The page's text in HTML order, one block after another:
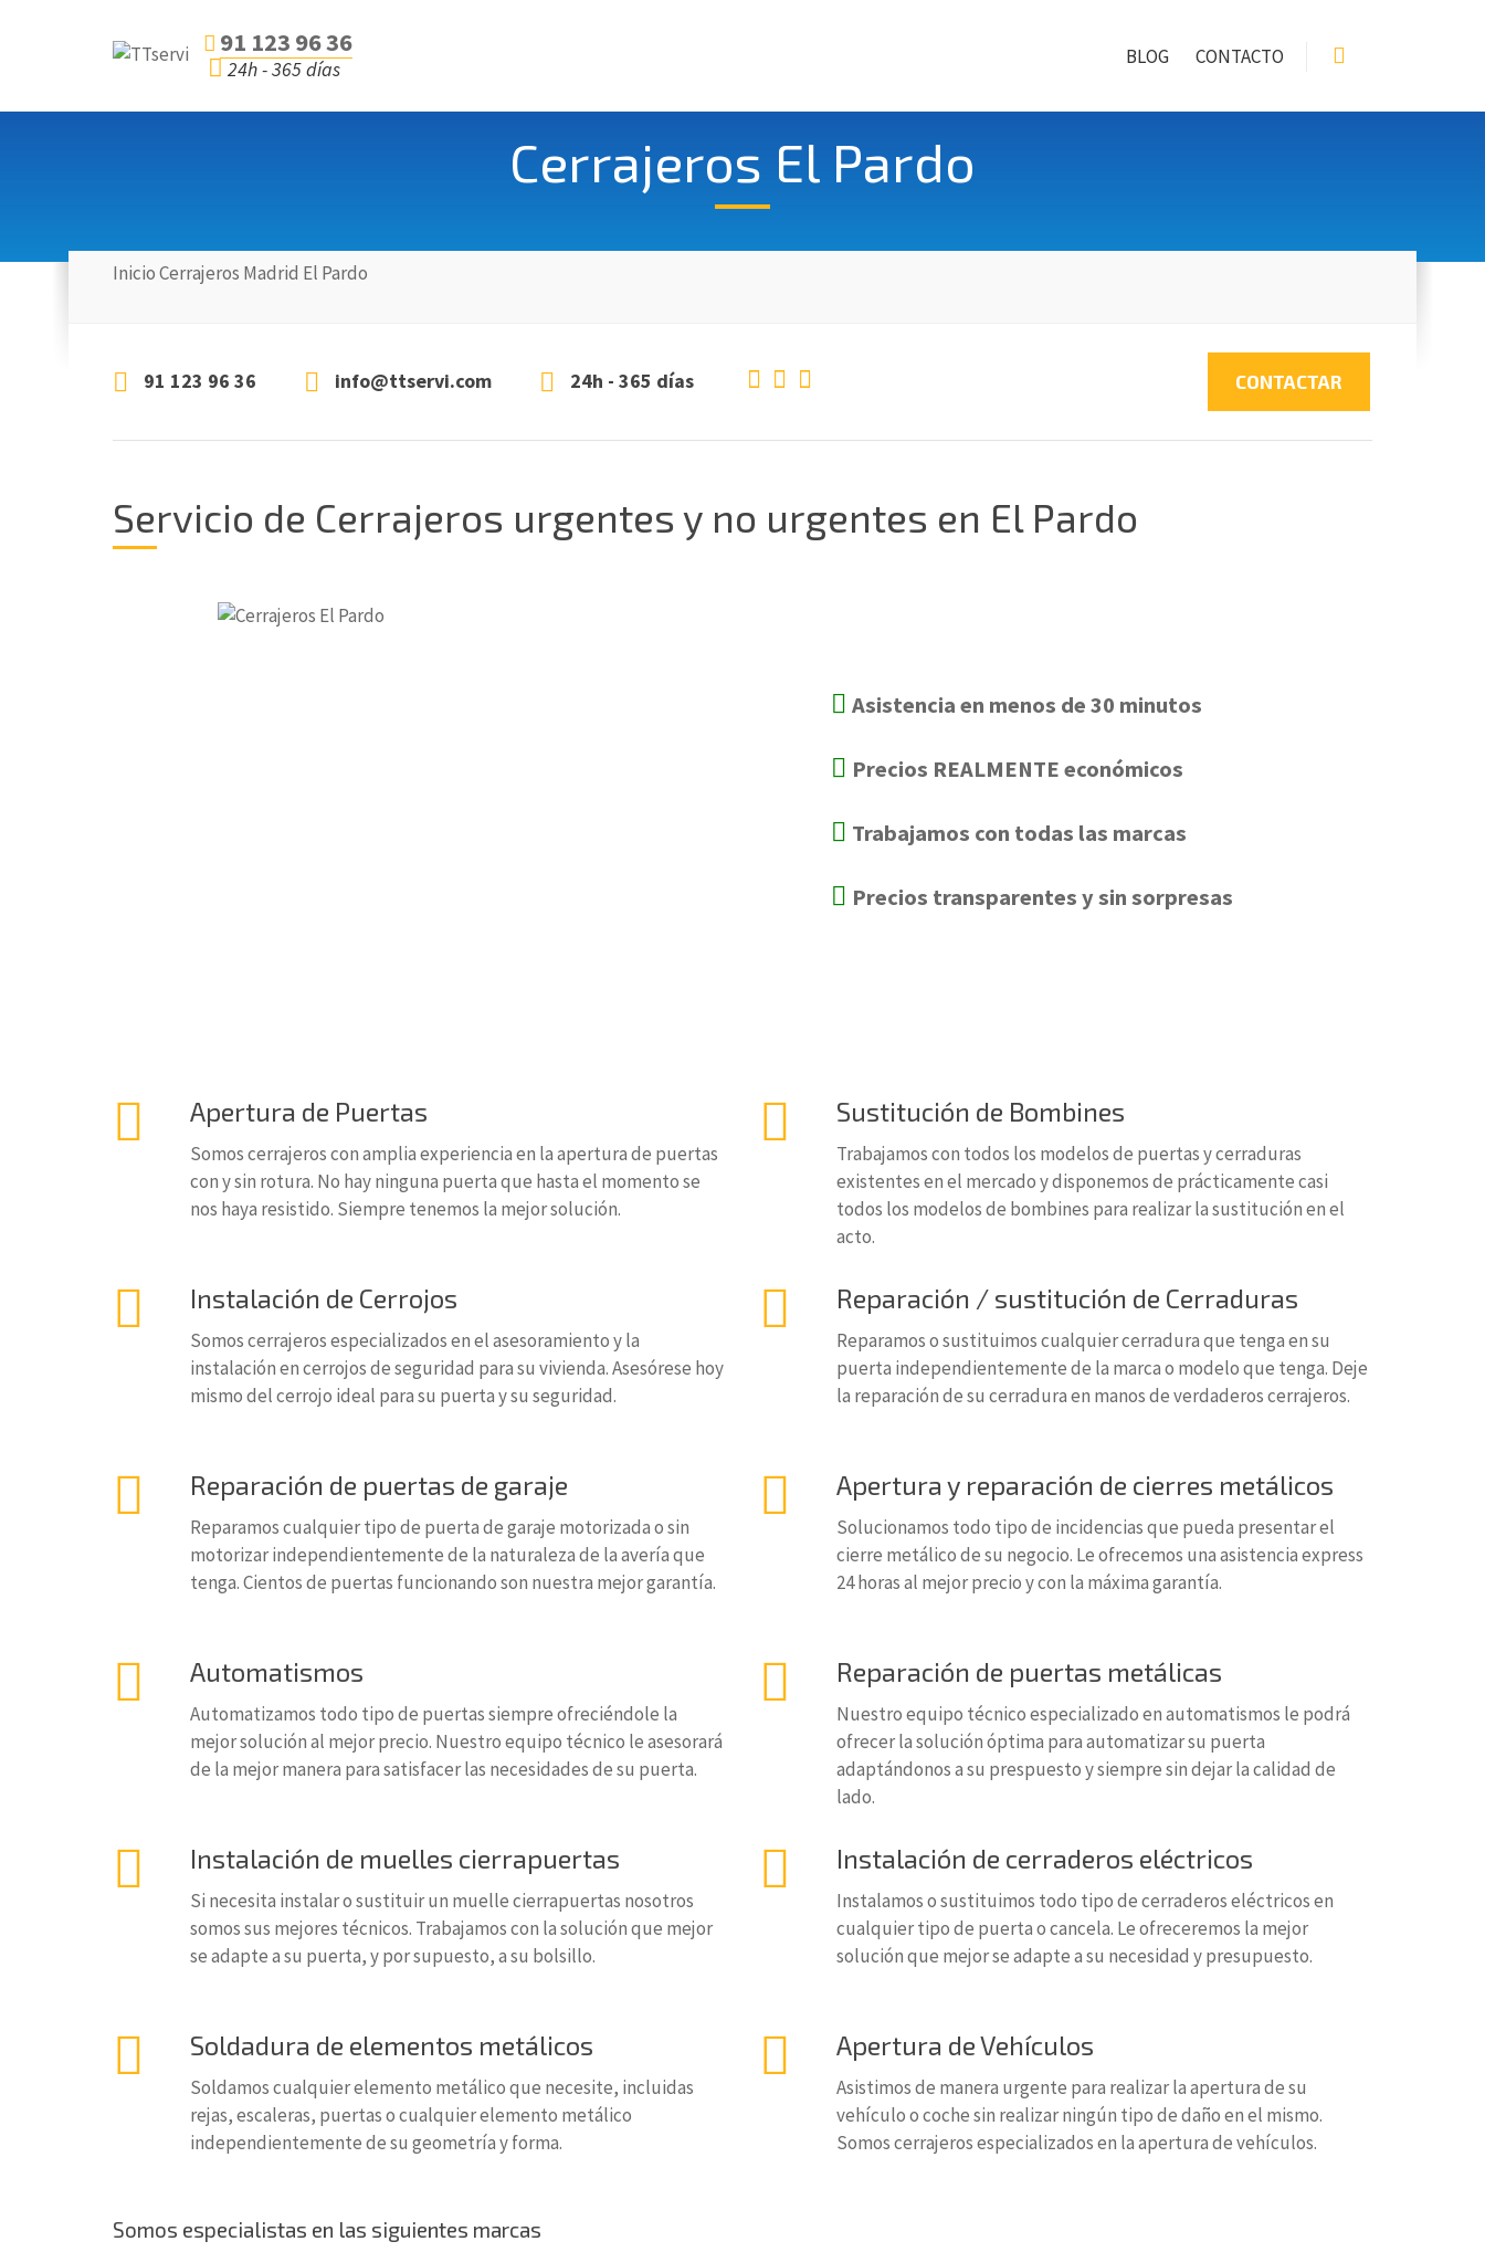
91 123 96 36
24h - 365 días BLOG CONTACTO
Cerrajeros El Pardo
InicioCerrajeros Madrid El Pardo
91 123 96 36 info@ttservi.com 24h - 365 días CONTACTAR
Servicio de Cerrajeros urgentes y no urgentes en El Pardo
Asistencia en menos de 30 minutos
Precios REALMENTE económicos
Trabajamos con todas las marcas
Precios transparentes y sin sorpresas
Apertura de Puertas
Somos cerrajeros con amplia experiencia en la apertura de puertas
con y sin rotura. No hay ninguna puerta que hasta el momento se
nos haya resistido. Siempre tenemos la mejor solución.
Instalación de Cerrojos
Somos cerrajeros especializados en el asesoramiento y la
instalación en cerrojos de seguridad para su vivienda. Asesórese hoy
mismo del cerrojo ideal para su puerta y su seguridad.
Reparación de puertas de garaje
Reparamos cualquier tipo de puerta de garaje motorizada o sin
motorizar independientemente de la naturaleza de la avería que
tenga. Cientos de puertas funcionando son nuestra mejor garantía.
Automatismos
Automatizamos todo tipo de puertas siempre ofreciéndole la
mejor solución al mejor precio. Nuestro equipo técnico le asesorará
de la mejor manera para satisfacer las necesidades de su puerta.
Instalación de muelles cierrapuertas
Si necesita instalar o sustituir un muelle cierrapuertas nosotros
somos sus mejores técnicos. Trabajamos con la solución que mejor
se adapte a su puerta, y por supuesto, a su bolsillo.
Soldadura de elementos metálicos
Soldamos cualquier elemento metálico que necesite, incluidas
rejas, escaleras, puertas o cualquier elemento metálico
independientemente de su geometría y forma.
Sustitución de Bombines
Trabajamos con todos los modelos de puertas y cerraduras
existentes en el mercado y disponemos de prácticamente casi
todos los modelos de bombines para realizar la sustitución en el
acto.
Reparación / sustitución de Cerraduras
Reparamos o sustituimos cualquier cerradura que tenga en su
puerta independientemente de la marca o modelo que tenga. Deje
la reparación de su cerradura en manos de verdaderos cerrajeros.
Apertura y reparación de cierres metálicos
Solucionamos todo tipo de incidencias que pueda presentar el
cierre metálico de su negocio. Le ofrecemos una asistencia express
24 horas al mejor precio y con la máxima garantía.
Reparación de puertas metálicas
Nuestro equipo técnico especializado en automatismos le podrá
ofrecer la solución óptima para automatizar su puerta
adaptándonos a su prespuesto y siempre sin dejar la calidad de
lado.
Instalación de cerraderos eléctricos
Instalamos o sustituimos todo tipo de cerraderos eléctricos en
cualquier tipo de puerta o cancela. Le ofreceremos la mejor
solución que mejor se adapte a su necesidad y presupuesto.
Apertura de Vehículos
Asistimos de manera urgente para realizar la apertura de su
vehículo o coche sin realizar ningún tipo de daño en el mismo.
Somos cerrajeros especializados en la apertura de vehículos.
Somos especialistas en las siguientes marcas